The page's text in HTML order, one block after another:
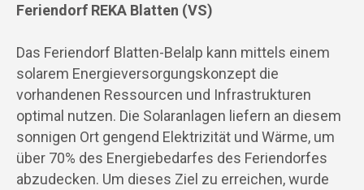
Feriendorf REKA Blatten (VS)
Das Feriendorf Blatten-Belalp kann mittels einem
solarem Energieversorgungskonzept die
vorhandenen Ressourcen und Infrastrukturen
optimal nutzen. Die Solaranlagen liefern an diesem
sonnigen Ort gengend Elektrizität und Wärme, um
über 70% des Energiebedarfes des Feriendorfes
abzudecken. Um dieses Ziel zu erreichen, wurde